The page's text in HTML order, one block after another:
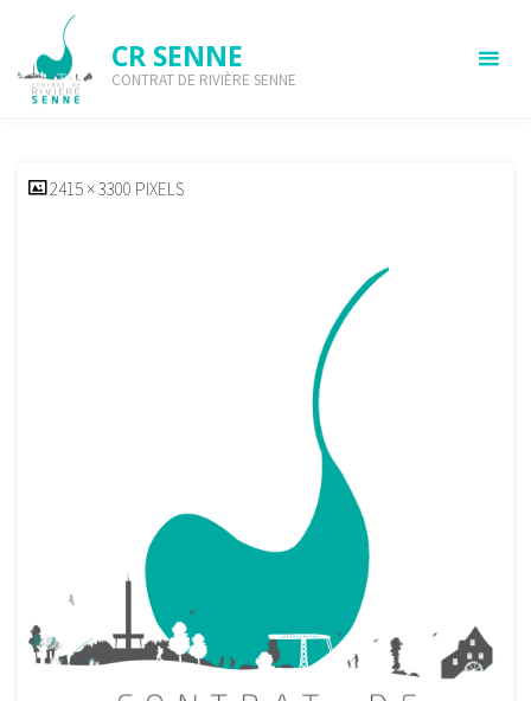
content
CR SENNE
CONTRAT DE RIVIÈRE SENNE
SOLEIL
FULL2415 × 3300 PIXELS